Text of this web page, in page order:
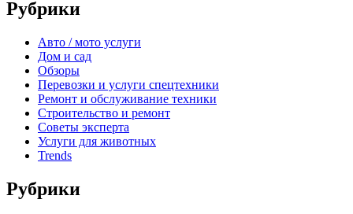
Рубрики
Авто / мото услуги
Дом и сад
Обзоры
Перевозки и услуги спецтехники
Ремонт и обслуживание техники
Строительство и ремонт
Советы эксперта
Услуги для животных
Trends
Рубрики